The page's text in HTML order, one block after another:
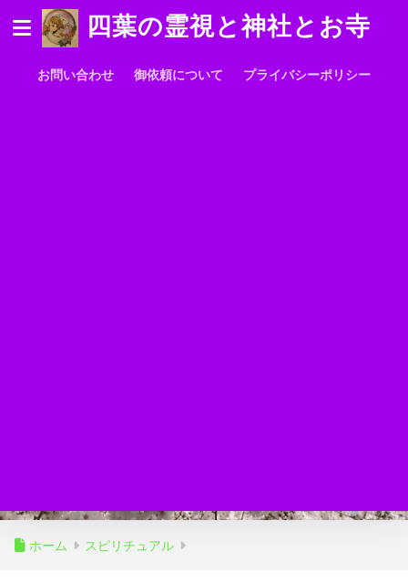
四葉の霊視と神社とお寺
お問い合わせ 御依頼について プライバシーポリシー
ホーム スピリチュアル